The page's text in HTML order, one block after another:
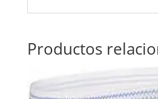
Productos